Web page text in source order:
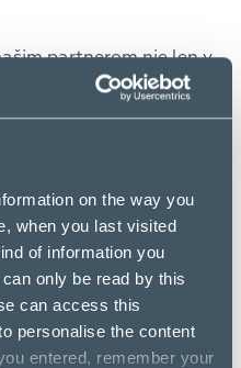
on the way you
when you last visited
of information you
only be read by this
can access this
personalise the content
entered, remember your
partnerom nie len v
dbáme na to, aby k nim
čo najbližšie a cítili sa
zmenou a
odberné miesto pre
vďaka našej posilnenej
nášho hlavného
na novootvorenú